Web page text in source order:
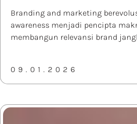
Branding and marketing
awareness menjadi pencipta
membangun relevansi brand
09.01.2026